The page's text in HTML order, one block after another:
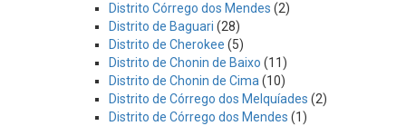
Distrito Córrego dos Mendes (2)
Distrito de Baguari (28)
Distrito de Cherokee (5)
Distrito de Chonin de Baixo (11)
Distrito de Chonin de Cima(10)
Distrito de Córrego dos Melquíades (2)
Distrito de Córrego dos Mendes (1)